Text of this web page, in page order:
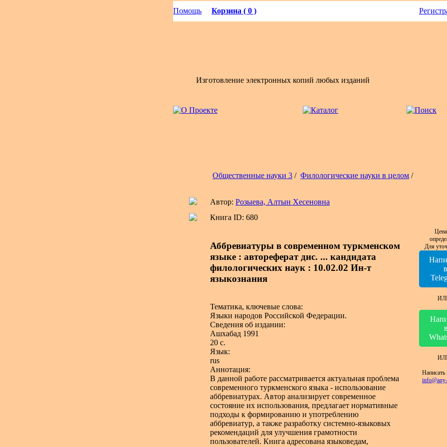
Помощь Корзина ( 0 )
Изготовление электронных копий любых изданий
Общественные науки 3 / Филологические науки в целом /
Автор: Розыева, Алтын Хесеновна
Книга ID: 680
Аббревиатуры в современном туркменском
языке : автореферат дис. ... кандидата
филологических наук : 10.02.02 Ин-т
языкознания
Тематика, ключевые слова:
Языки народов Российской Федерации.
Сведения об издании:
Ашхабад 1991
20 с.
Язык:
rus
Аннотация:
В данной работе рассматривается актуальная проблема
современного туркменского языка - использование
аббревиатурах. Автор анализирует современное
состояние их использования, предлагает нормативные
подходы к формированию и употреблению
аббревиатур, а также разработку системно-языковых
рекомендаций для улучшения грамотности
пользователей. Книга адресована языковедам,
Для
в
в
Написать